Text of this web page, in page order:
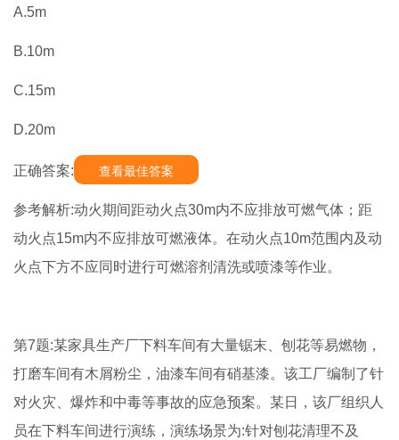
A.5m
B.10m
C.15m
D.20m
正确答案: 查看最佳答案
参考解析:动火期间距动火点30m内不应排放可燃气体；距
动火点15m内不应排放可燃液体。在动火点10m范围内及动
火点下方不应同时进行可燃溶剂清洗或喷漆等作业。
第7题:某家具生产厂下料车间有大量锯末、刨花等易燃物，
打磨车间有木屑粉尘，油漆车间有硝基漆。该工厂编制了针
对火灾、爆炸和中毒等事故的应急预案。某日，该厂组织人
员在下料车间进行演练，演练场景为:针对刨花清理不及